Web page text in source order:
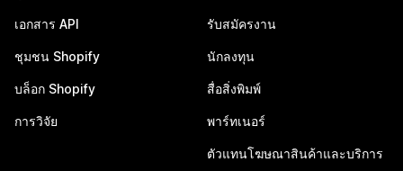
เอกสาร API
ชุมชน Shopify
บล็อก Shopify
การวิจัย
รับสมัครงาน
นักลงทุน
สื่อสิ่งพิมพ์
พาร์ทเนอร์
ตัวแทนโฆษณาสินค้าและบริการ